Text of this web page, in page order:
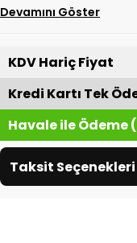
Devamını Göster
KDV Hariç Fiyat
Kredi Kartı Tek
Havale ile Ödeme
Taksit Seçenekleri